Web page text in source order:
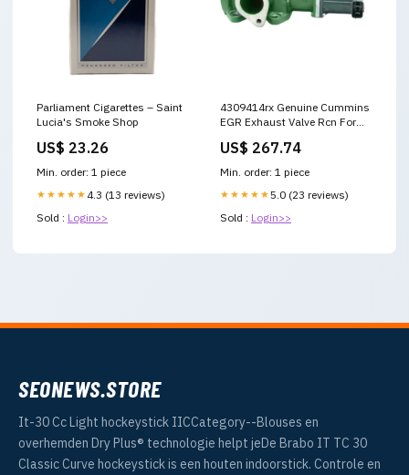
Parliament Cigarettes – Saint
Lucia's Smoke Shop
US$ 23.26
Min. order: 1 piece
★★★★★ 4.3 (13 reviews)
Sold : Login>>
4309414rx Genuine Cummins
EGR Exhaust Valve Rcn For
US$ 267.74
Min. order: 1 piece
★★★★★5.0 (23 reviews)
Sold : Login>>
SEONEWS.STORE
It-30 Cc Light hockeystick IICCategory--Blouses en
overhemden Dry Plus® technologie helpt jeDe Brabo IT TC 30
Classic Curve hockeystick is een houten indoorstick. Controle en